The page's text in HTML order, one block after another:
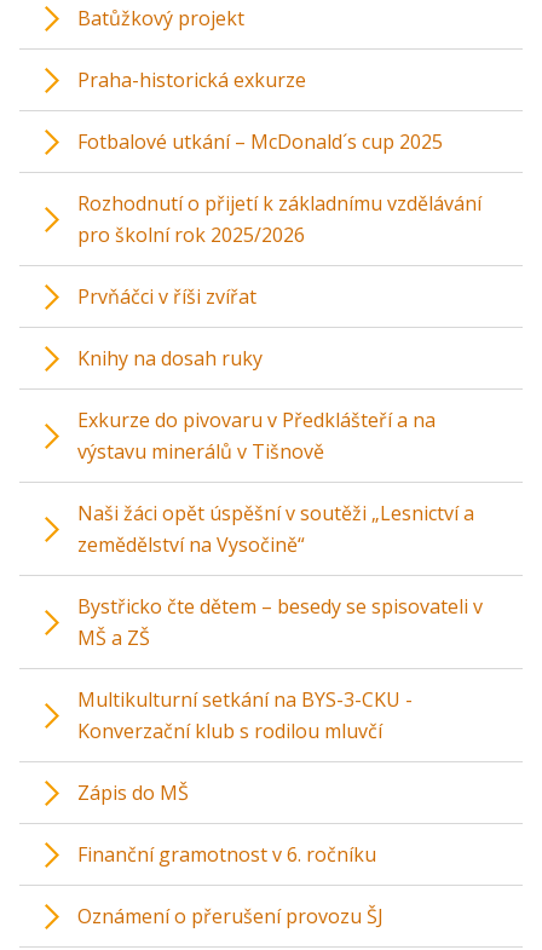
Batůžkový projekt
Praha-historická exkurze
Fotbalové utkání – McDonald´s cup 2025
Rozhodnutí o přijetí k základnímu vzdělávání
pro školní rok 2025/2026
Prvňáčci v říši zvířat
Knihy na dosah ruky
Exkurze do pivovaru v Předklášteří a na
výstavu minerálů v Tišnově
Naši žáci opět úspěšní v soutěži „Lesnictví a
zemědělství na Vysočině“
Bystřicko čte dětem – besedy se spisovateli v
MŠ a ZŠ
Multikulturní setkání na BYS-3-CKU -
Konverzační klub s rodilou mluvčí
Zápis do MŠ
Finanční gramotnost v 6. ročníku
Oznámení o přerušení provozu ŠJ